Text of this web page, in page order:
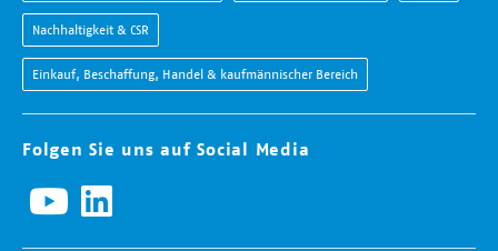
Nachhaltigkeit & CSR
Einkauf, Beschaffung, Handel & kaufmännischer Bereich
Folgen Sie uns auf Social Media